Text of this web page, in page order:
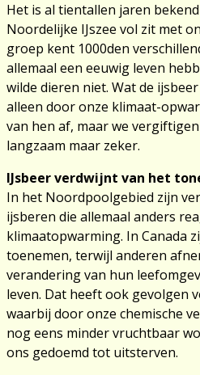
Het is al tientallen jaren
Noordelijke IJszee vol zit met
groep kent 1000den
allemaal een eeuwig leven
wilde dieren niet. Wat de
alleen door onze klimaat-
van hen af, maar we
langzaam maar zeker.
IJsbeer verdwijnt van het
In het Noordpoolgebied zijn
ijsberen die allemaal anders
klimaatopwarming. In Canada
toenemen, terwijl anderen
verandering van hun
leven. Dat heeft ook gevolgen
waarbij door onze chemische
nog eens minder vruchtbaar
ons gedoemd tot uitsterven.